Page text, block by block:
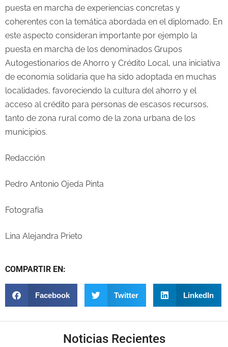
puesta en marcha de experiencias concretas y
coherentes con la temática abordada en el diplomado. En
este aspecto consideran importante por ejemplo la
puesta en marcha de los denominados Grupos
Autogestionarios de Ahorro y Crédito Local, una iniciativa
de economía solidaria que ha sido adoptada en muchas
localidades, favoreciendo la cultura del ahorro y el
acceso al crédito para personas de escasos recursos,
tanto de zona rural como de la zona urbana de los
municipios.
Redacción
Pedro Antonio Ojeda Pinta
Fotografía
Lina Alejandra Prieto
COMPARTIR EN:
Facebook Twitter LinkedIn
Noticias Recientes